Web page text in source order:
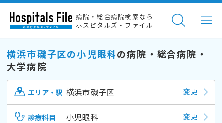
病院・総合病院検索なら
ホスピタルズ・ファイル
横浜市磯子区の小児眼科の病院・総合病院・
大学病院
エリア・駅 横浜市磯子区 変更
診療科目 小児眼科 変更